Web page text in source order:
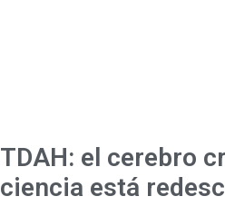
TDAH: el cerebro
ciencia está